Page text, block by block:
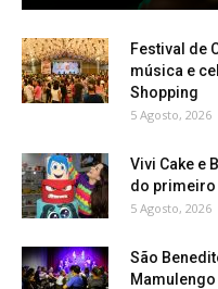
Festival de
música e
Shopping
5 Agosto, 2026
Vivi Cake e
do primeiro
5 Agosto, 2026
São